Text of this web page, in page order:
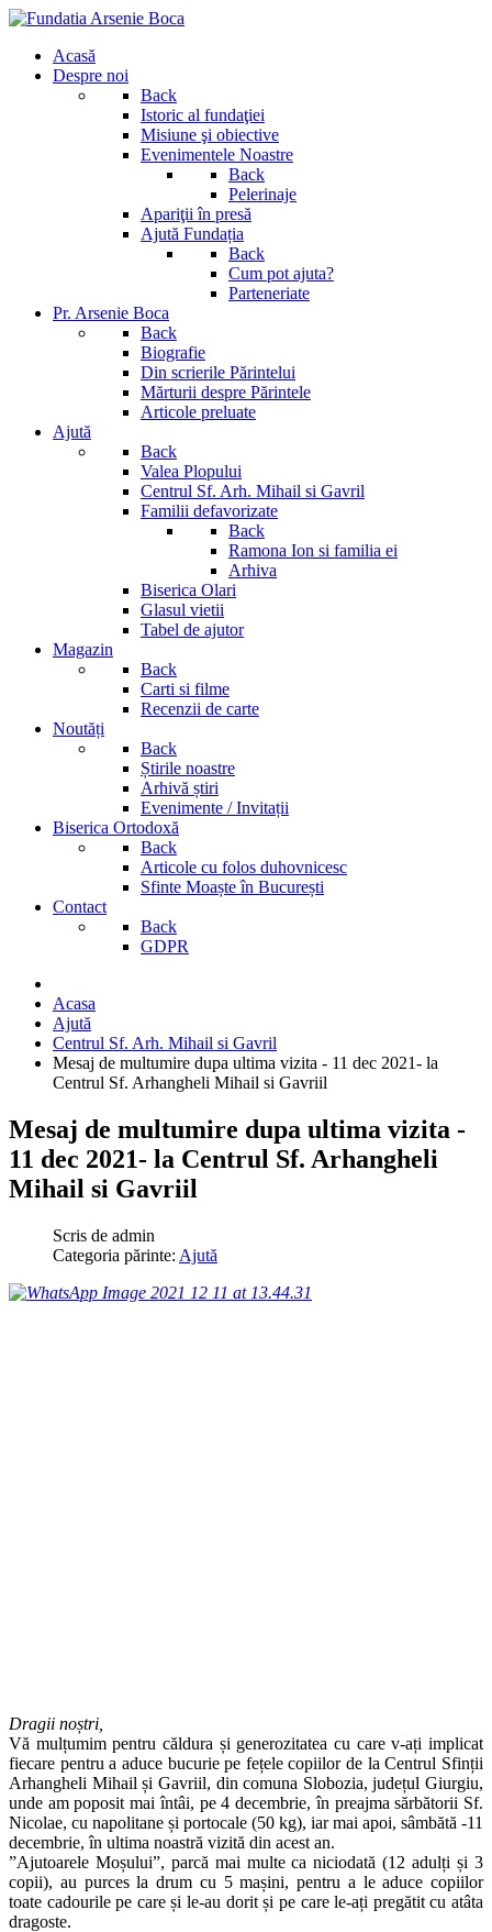
Acasă
Despre noi
Back
Istoric al fundaţiei
Misiune şi obiective
Evenimentele Noastre
Back
Pelerinaje
Apariţii în presă
Ajută Fundația
Back
Cum pot ajuta?
Parteneriate
Pr. Arsenie Boca
Back
Biografie
Din scrierile Părintelui
Mărturii despre Părintele
Articole preluate
Ajută
Back
Valea Plopului
Centrul Sf. Arh. Mihail si Gavril
Familii defavorizate
Back
Ramona Ion si familia ei
Arhiva
Biserica Olari
Glasul vietii
Tabel de ajutor
Magazin
Back
Carti si filme
Recenzii de carte
Noutăți
Back
Știrile noastre
Arhivă știri
Evenimente / Invitații
Biserica Ortodoxă
Back
Articole cu folos duhovnicesc
Sfinte Moaște în București
Contact
Back
GDPR
Acasa
Ajută
Centrul Sf. Arh. Mihail si Gavril
Mesaj de multumire dupa ultima vizita - 11 dec 2021- la
Centrul Sf. Arhangheli Mihail si Gavriil
Mesaj de multumire dupa ultima vizita -
11 dec 2021- la Centrul Sf. Arhangheli
Mihail si Gavriil
Scris de admin
Categoria părinte: Ajută
Dragii noștri,
Vă mulțumim pentru căldura și generozitatea cu care v-ați implicat
fiecare pentru a aduce bucurie pe fețele copiilor de la Centrul Sfinții
Arhangheli Mihail și Gavriil, din comuna Slobozia, județul Giurgiu,
unde am poposit mai întâi, pe 4 decembrie, în preajma sărbătorii Sf.
Nicolae, cu napolitane și portocale (50 kg), iar mai apoi, sâmbătă -11
decembrie, în ultima noastră vizită din acest an.
”Ajutoarele Moșului”, parcă mai multe ca niciodată (12 adulți și 3
copii), au purces la drum cu 5 mașini, pentru a le aduce copiilor
toate cadourile pe care și le-au dorit și pe care le-ați pregătit cu atâta
dragoste.